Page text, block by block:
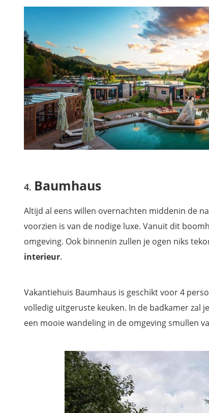
Baumhaus
Altijd al eens willen overnachten middenin de
voorzien is van de nodige luxe. Vanuit dit
omgeving. Ook binnenin zullen je ogen niks
interieur.
Vakantiehuis Baumhaus is geschikt voor 4
volledig uitgeruste keuken. In de badkamer zal
een mooie wandeling in de omgeving smullen